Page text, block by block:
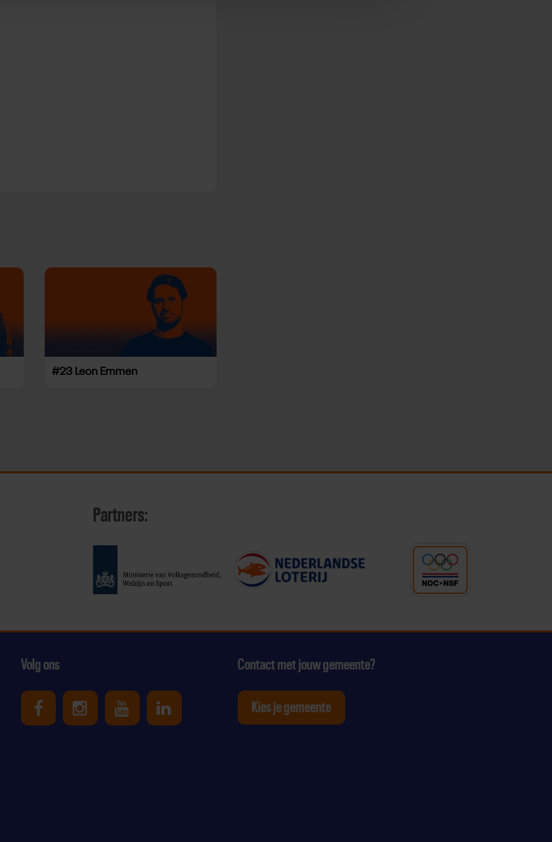
#23 Leon Emmen
Partners:
Volg ons
Uniek Sporten op Facebook
Uniek Sporten op Instagram
Uniek Sporten op Youtube
Uniek Sporten op Linkedin
Contact met jouw gemeente?
Kies je gemeente